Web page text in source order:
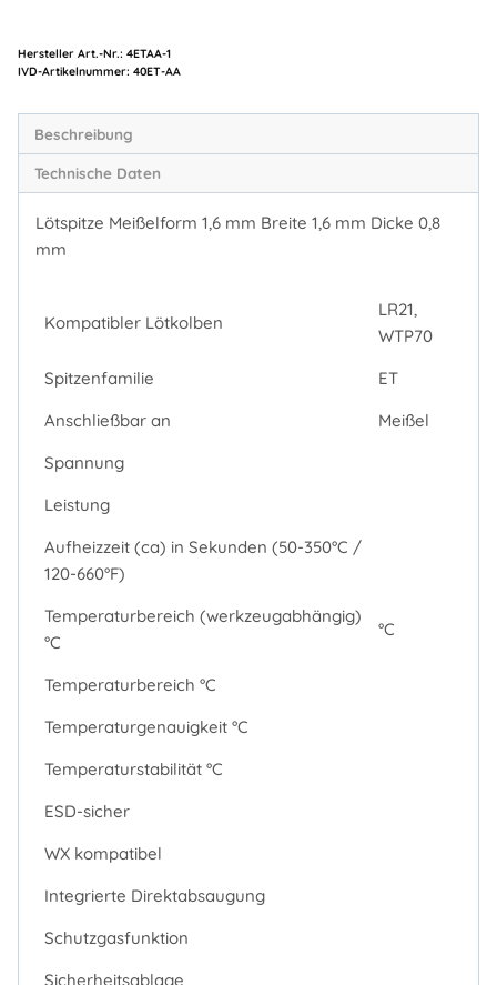
Hersteller Art.-Nr.: 4ETAA-1
Artikelnummer: 40ET-AA
Beschreibung
Technische Daten
Lötspitze Meißelform 1,6 mm Breite 1,6 mm Dicke 0,8
mm
Kompatibler Lötkolben
LR21,
WTP70
Spitzenfamilie
ET
Anschließbar an
Meißel
Spannung
Leistung
Aufheizzeit (ca) in Sekunden (50-350°C /
120-660°F)
Temperaturbereich (werkzeugabhängig)
°C
°C
Temperaturbereich °C
Temperaturgenauigkeit °C
Temperaturstabilität °C
ESD-sicher
WX kompatibel
Integrierte Direktabsaugung
Schutzgasfunktion
Sicherheitsablage